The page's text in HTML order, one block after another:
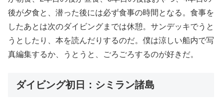
後が夕食と、潜った後には必ず食事の時間となる。食事を
したあとは次のダイビングまでは休憩。サンデッキでうと
うとしたり、本を読んだりするのだ。僕は涼しい船内で写
真編集するか、うとうと、ごろごろするのが好きだ。
ダイビング初日：シミラン諸島